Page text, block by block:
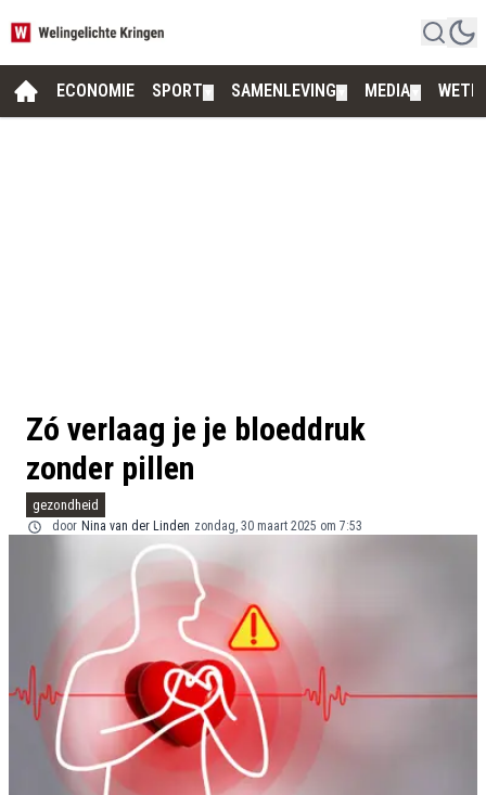
ECONOMIE SPORT SAMENLEVING MEDIA
Zó verlaag je je bloeddruk
zonder pillen
gezondheid
door Nina van der Linden zondag, 30 maart 2025 om 7:53